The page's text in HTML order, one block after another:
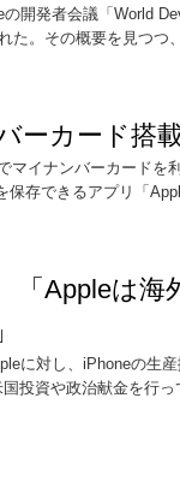
開発者会議「World
た。その概要を見つつ
ーカード搭
マイナンバーカードを
保存できるアプリ「
「Appleは海
に対し、iPhoneの生
投資や政治献金を行